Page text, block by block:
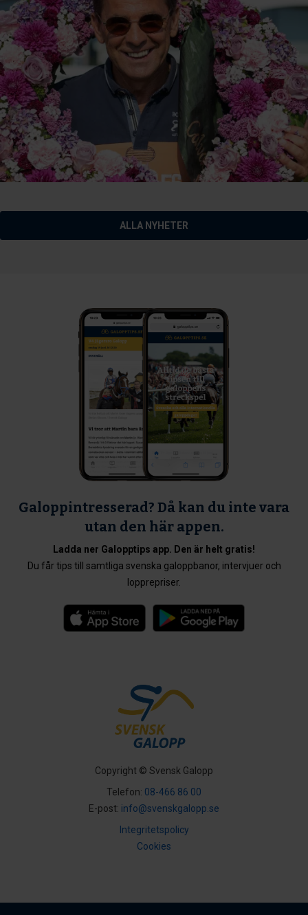
ALLA NYHETER
Galoppintresserad? Då kan du inte vara
utan den här appen.
Ladda ner Galopptips app. Den är helt gratis!
Du får tips till samtliga svenska galoppbanor, intervjuer och
lopprepriser.
Copyright © Svensk Galopp
Telefon: 08-466 86 00
E-post: info@svenskgalopp.se
Integritetspolicy
Cookies